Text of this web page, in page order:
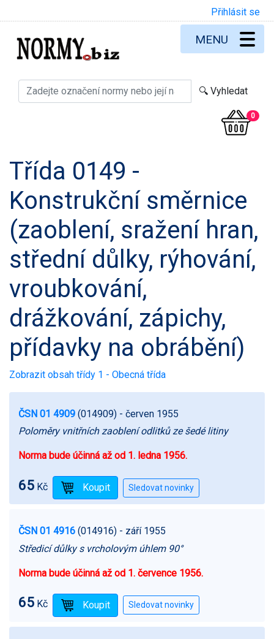
Přihlásit se
0
MENU
Třída 0149 -
Konstrukční směrnice
(zaoblení, sražení hran,
střední důlky, rýhování,
vroubkování,
drážkování, zápichy,
přídavky na obrábění)
Zobrazit obsah třídy 1 - Obecná třída
ČSN 01 4909 (014909) - červen 1955
Poloměry vnitřních zaoblení odlitků ze šedé litiny
Norma bude účinná až od 1. ledna 1956.
65 Kč
ČSN 01 4916 (014916) - září 1955
Středicí důlky s vrcholovým úhlem 90°
Norma bude účinná až od 1. července 1956.
65 Kč